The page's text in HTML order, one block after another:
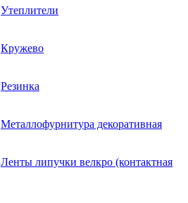
Утеплители
Кружево
Резинка
Металлофурнитура декоративная
Ленты липучки велкро (контактная